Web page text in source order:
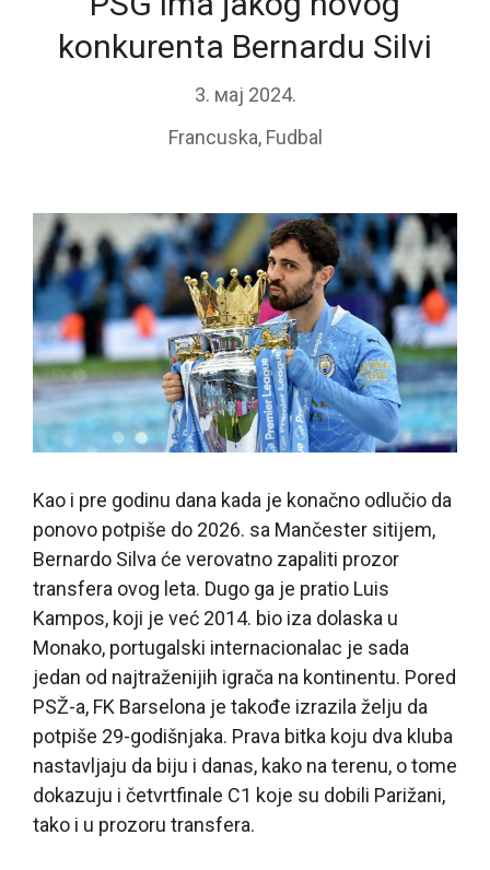
konkurenta Bernardu Silvi
3. мај 2024.
Francuska, Fudbal
Kao i pre godinu dana kada je konačno odlučio da
ponovo potpiše do 2026. sa Mančester sitijem,
Bernardo Silva će verovatno zapaliti prozor
transfera ovog leta. Dugo ga je pratio Luis
Kampos, koji je već 2014. bio iza dolaska u
Monako, portugalski internacionalac je sada
jedan od najtraženijih igrača na kontinentu. Pored
PSŽ-a, FK Barselona je takođe izrazila želju da
potpiše 29-godišnjaka. Prava bitka koju dva kluba
nastavljaju da biju i danas, kako na terenu, o tome
dokazuju i četvrtfinale C1 koje su dobili Parižani,
tako i u prozoru transfera.